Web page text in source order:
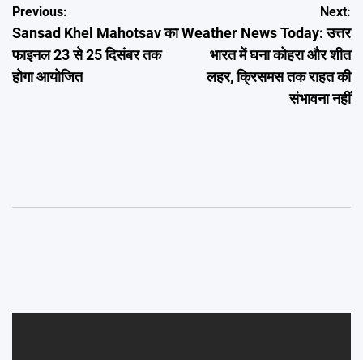
Post
navigation
Previous:
Sansad Khel Mahotsav का
फाइनल 23 से 25 दिसंबर तक
होगा आयोजित
Next:
Weather News Today: उत्तर
भारत में घना कोहरा और शीत
लहर, क्रिसमस तक राहत की
संभावना नहीं